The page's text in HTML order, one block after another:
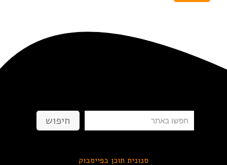
חיפוש חיפוש
סנונית תוכן בפייסבוק